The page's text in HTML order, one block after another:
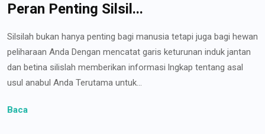
Peran Penting Silsil...
Silsilah bukan hanya penting bagi manusia tetapi juga bagi hewan
peliharaan Anda Dengan mencatat garis keturunan induk jantan
dan betina silislah memberikan informasi lngkap tentang asal
usul anabul Anda Terutama untuk...
Baca